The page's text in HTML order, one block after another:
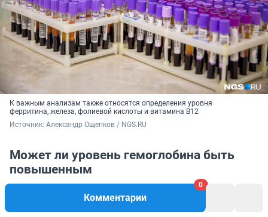
Комментарии
0
К важным анализам также относятся определения уровня
ферритина, железа, фолиевой кислоты и витамина В12
Источник: Александр Ощепков / NGS.RU
Может ли уровень гемоглобина быть
повышенным